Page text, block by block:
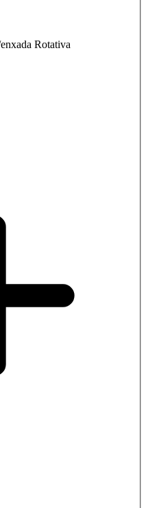
Rotativa